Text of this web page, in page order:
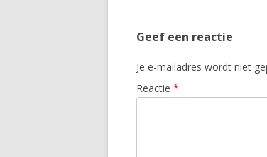
Geef een reactie
Je e-mailadres wordt niet
Reactie *